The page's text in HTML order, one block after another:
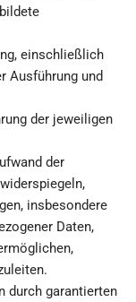
einschließlich
Ausführung und
der jeweiligen
der
insbesondere
Daten,
durch garantierten